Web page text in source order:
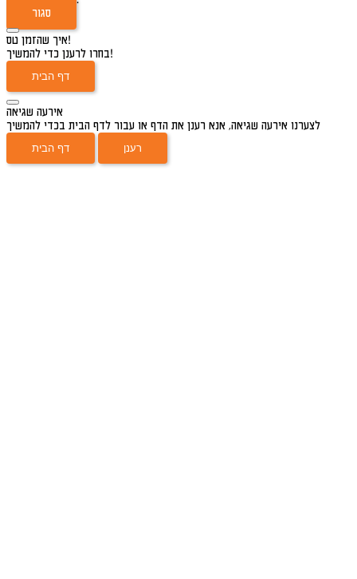
סגור
איך שהזמן טס!
בחרו לרענן כדי להמשיך!
דף הבית
אירעה שגיאה
לצערנו אירעה שגיאה, אנא רענן את הדף או עבור לדף הבית בכדי להמשיך
דף הבית רענן